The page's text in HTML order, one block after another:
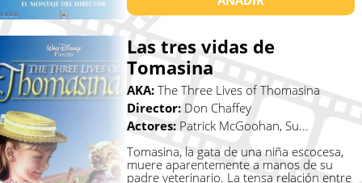
Las tres vidas de
Tomasina
AKA: The Three Lives of Thomasina
Director: Don Chaffey
Actores: Patrick McGoohan, Su...
Tomasina, la gata de una niña escocesa,
muere aparentemente a manos de su
padre veterinario. La tensa relación entre